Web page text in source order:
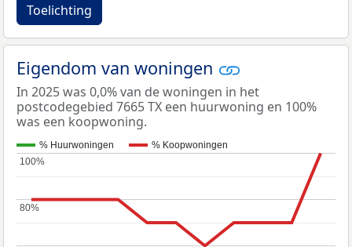
Toelichting
Eigendom van woningen
In 2025 was 0,0% van de woningen in het
postcodegebied 7665 TX een huurwoning en 100%
was een koopwoning.
% Huurwoningen % Koopwoningen
80%
80%
100%
100%